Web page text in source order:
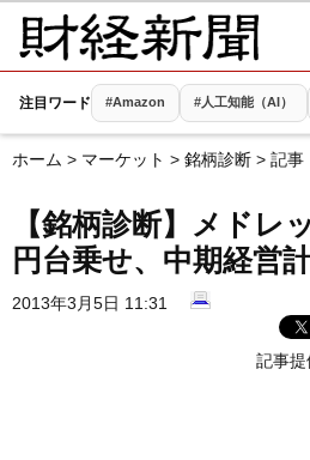
注目ワード #Amazon #人工知能（AI）
ホーム > マーケット > 銘柄診断 > 記事
【銘柄診断】メドレ
円台乗せ、中期経営
2013年3月5日 11:31
記事提